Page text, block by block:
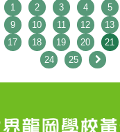
1 2 3 4 5
9 10 11 12 13
17 18 19 20 21
24
25